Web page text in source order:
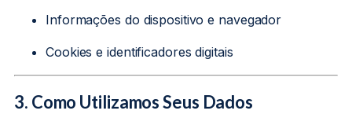
Informações do dispositivo e navegador
Cookies e identificadores digitais
3. Como Utilizamos Seus Dados